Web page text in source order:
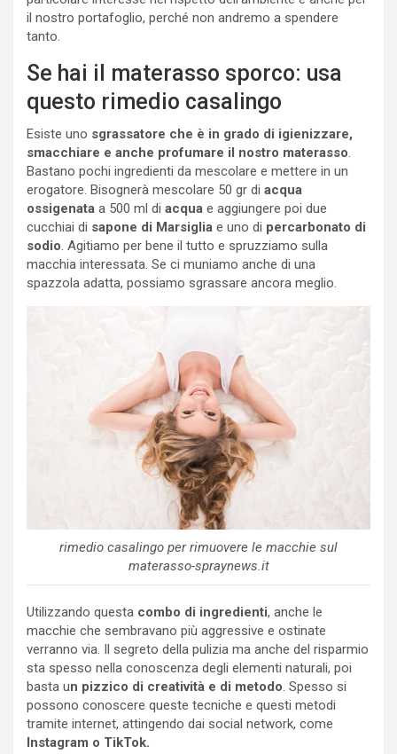
il nostro portafoglio, perché non andremo a spendere
tanto.
Se hai il materasso sporco: usa
questo rimedio casalingo
Esiste uno sgrassatore che è in grado di igienizzare,
smacchiare e anche profumare il nostro materasso.
Bastano pochi ingredienti da mescolare e mettere in un
erogatore. Bisognerà mescolare 50 gr di acqua
ossigenata a 500 ml di acqua e aggiungere poi due
cucchiai di sapone di Marsiglia e uno di percarbonato di
sodio. Agitiamo per bene il tutto e spruzziamo sulla
macchia interessata. Se ci muniamo anche di una
spazzola adatta, possiamo sgrassare ancora meglio.
rimedio casalingo per rimuovere le macchie sul
materasso-spraynews.it
Utilizzando questa combo di ingredienti, anche le
macchie che sembravano più aggressive e ostinate
verranno via. Il segreto della pulizia ma anche del risparmio
sta spesso nella conoscenza degli elementi naturali, poi
basta un pizzico di creatività e di metodo. Spesso si
possono conoscere queste tecniche e questi metodi
tramite internet, attingendo dai social network, come
Instagram o TikTok.